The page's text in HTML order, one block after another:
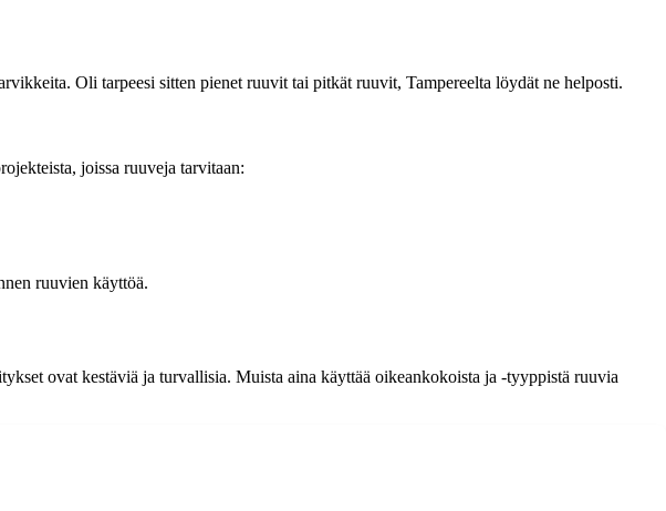
Oli tarpeesi sitten pienet ruuvit tai pitkät ruuvit, Tampereelta löydät ne helposti.
joissa ruuveja tarvitaan:
ruuvien käyttöä.
ovat kestäviä ja turvallisia. Muista aina käyttää oikeankokoista ja -tyyppistä ruuvia